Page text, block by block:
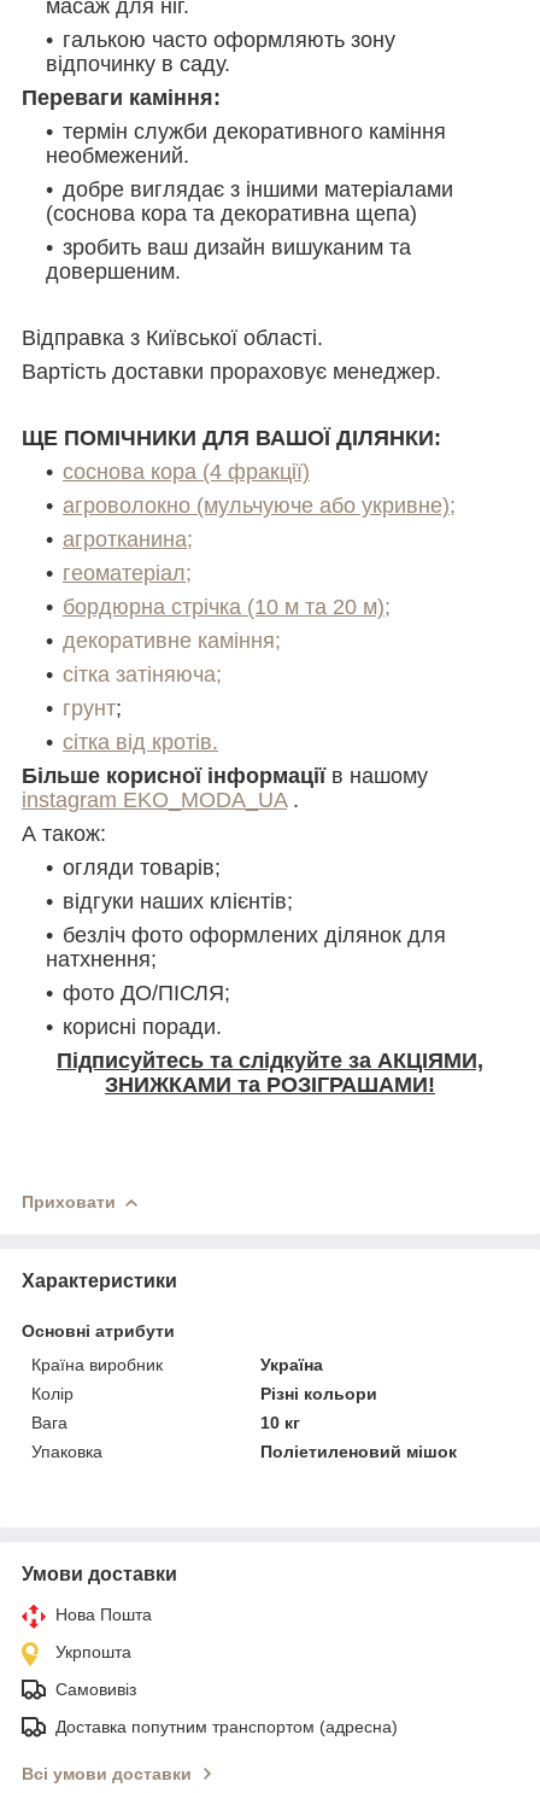
масаж для ніг.
галькою часто оформляють зону
відпочинку в саду.
Переваги каміння:
термін служби декоративного каміння
необмежений.
добре виглядає з іншими матеріалами
(соснова кора та декоративна щепа)
зробить ваш дизайн вишуканим та
довершеним.
Відправка з Київської області.
Вартість доставки прораховує менеджер.
ЩЕ ПОМІЧНИКИ ДЛЯ ВАШОЇ ДІЛЯНКИ:
соснова кора (4 фракції)
агроволокно (мульчуюче або укривне);
агротканина;
геоматеріал;
бордюрна стрічка (10 м та 20 м);
декоративне каміння;
сітка затіняюча;
грунт;
сітка від кротів.
Більше корисної інформаціїв нашому
instagram EKO_MODA_UA.
А також:
огляди товарів;
відгуки наших клієнтів;
безліч фото оформлених ділянок для
натхнення;
фото ДО/ПІСЛЯ;
корисні поради.
Підписуйтесь та слідкуйте за АКЦІЯМИ,
ЗНИЖКАМИ та РОЗІГРАШАМИ!
Приховати
Характеристики
Основні атрибути
Країна виробник
Україна
Колір
Різні кольори
Вага
10 кг
Упаковка
Поліетиленовий мішок
Умови доставки
Нова Пошта
Укрпошта
Самовивіз
Доставка попутним транспортом (адресна)
Всі умови доставки